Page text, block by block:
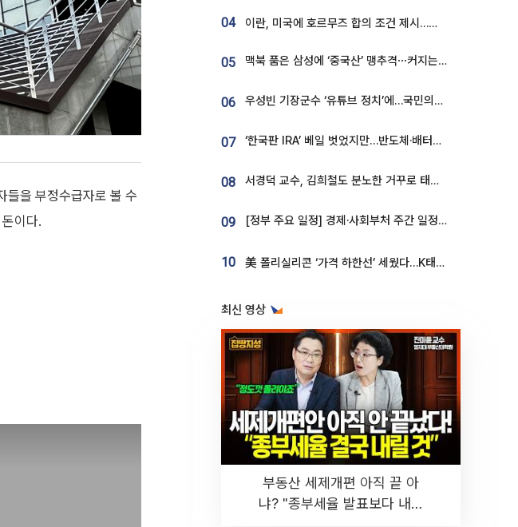
들을 부정수급자로 볼 수
이다.
04 이란, 미국에 호르무즈 합의 조건 제시…美 “경기 아직 안 끝나” [종합]
05 맥북 품은 삼성에 ‘중국산’ 맹추격⋯커지는 노트북 OLED 시장
06 우성빈 기장군수 ‘유튜브 정치’에…국민의힘 군의원들 집단 반발
07 ‘한국판 IRA’ 베일 벗었지만…반도체·배터리 업계 “시행령이 관건”
08 서경덕 교수, 김희철도 분노한 거꾸로 태극기⋯"엉터리는 아냐, 아쉬울 뿐"
09 [정부 주요 일정] 경제·사회부처 주간 일정 (8월 10일 ~ 8월 14일)
10 美 폴리실리콘 ‘가격 하한선’ 세웠다…K태양광 수혜 기대
최신 영상
부동산 세제개편 아직 끝 아
냐? "종부세율 발표보다 내릴